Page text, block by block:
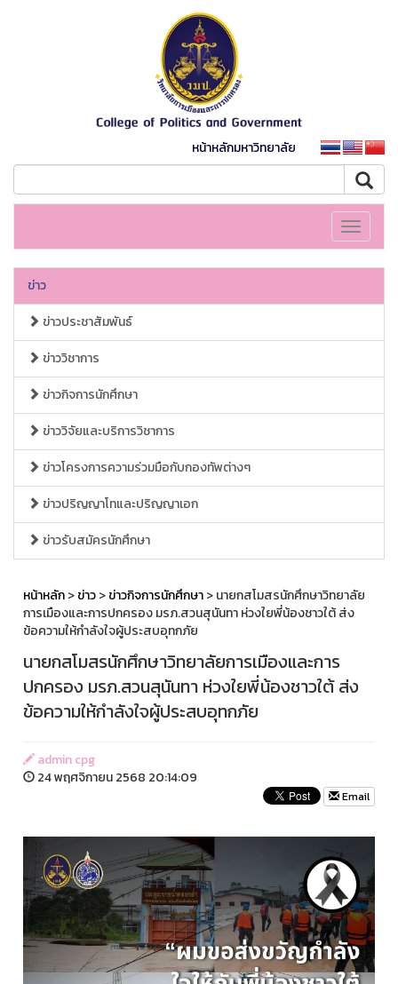
หน้าหลักมหาวิทยาลัย
Toggle
ข่าว
ข่าวประชาสัมพันธ์
ข่าววิชาการ
ข่าวกิจการนักศึกษา
ข่าววิจัยและบริการวิชาการ
ข่าวโครงการความร่วมมือกับกองทัพต่างๆ
ข่าวปริญญาโทและปริญญาเอก
ข่าวรับสมัครนักศึกษา
หน้าหลัก>ข่าว>ข่าวกิจการนักศึกษา> นายกสโมสรนักศึกษาวิทยาลัย
การเมืองและการปกครอง มรภ.สวนสุนันทา ห่วงใยพี่น้องชาวใต้ ส่ง
ข้อความให้กำลังใจผู้ประสบอุทกภัย
นายกสโมสรนักศึกษาวิทยาลัยการเมืองและการ
ปกครอง มรภ.สวนสุนันทา ห่วงใยพี่น้องชาวใต้ ส่ง
ข้อความให้กำลังใจผู้ประสบอุทกภัย
admin cpg
24 พฤศจิกายน 2568 20:14:09
Email